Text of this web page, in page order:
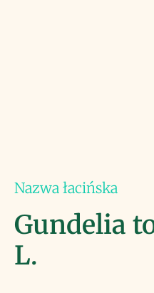
Nazwa łacińska
Gundelia
L.